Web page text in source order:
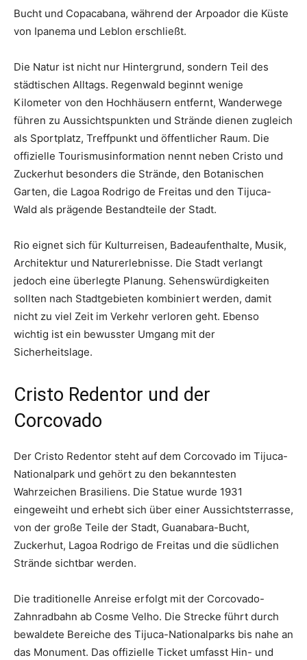
Bucht und Copacabana, während der Arpoador die Küste
von Ipanema und Leblon erschließt.
Die Natur ist nicht nur Hintergrund, sondern Teil des
städtischen Alltags. Regenwald beginnt wenige
Kilometer von den Hochhäusern entfernt, Wanderwege
führen zu Aussichtspunkten und Strände dienen zugleich
als Sportplatz, Treffpunkt und öffentlicher Raum. Die
offizielle Tourismusinformation nennt neben Cristo und
Zuckerhut besonders die Strände, den Botanischen
Garten, die Lagoa Rodrigo de Freitas und den Tijuca-
Wald als prägende Bestandteile der Stadt.
Rio eignet sich für Kulturreisen, Badeaufenthalte, Musik,
Architektur und Naturerlebnisse. Die Stadt verlangt
jedoch eine überlegte Planung. Sehenswürdigkeiten
sollten nach Stadtgebieten kombiniert werden, damit
nicht zu viel Zeit im Verkehr verloren geht. Ebenso
wichtig ist ein bewusster Umgang mit der
Sicherheitslage.
Cristo Redentor und der
Corcovado
Der Cristo Redentor steht auf dem Corcovado im Tijuca-
Nationalpark und gehört zu den bekanntesten
Wahrzeichen Brasiliens. Die Statue wurde 1931
eingeweiht und erhebt sich über einer Aussichtsterrasse,
von der große Teile der Stadt, Guanabara-Bucht,
Zuckerhut, Lagoa Rodrigo de Freitas und die südlichen
Strände sichtbar werden.
Die traditionelle Anreise erfolgt mit der Corcovado-
Zahnradbahn ab Cosme Velho. Die Strecke führt durch
bewaldete Bereiche des Tijuca-Nationalparks bis nahe an
das Monument. Das offizielle Ticket umfasst Hin- und